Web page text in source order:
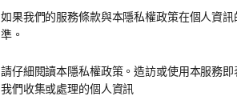
如果我們的服務條款與本隱私權政策在個人資
準。
請仔細閱讀本隱私權政策。造訪或使用本服務
我們收集或處理的個人資訊